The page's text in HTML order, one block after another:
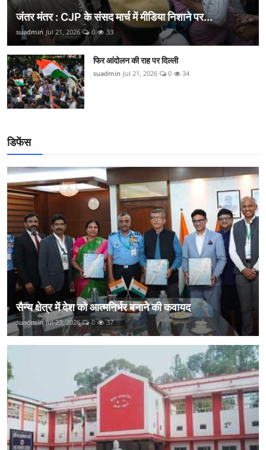
जंतर मंतर : CJP के संसद मार्च में मीडिया निशाने पर...
suadmin Jul 21, 2026 0 33
फिर आंदोलन की राह पर दिल्ली
suadmin Jul 21, 2026 0 34
डिफेंस
सैन्य क्षेत्र में देश को आत्मनिर्भर बनाने की कवायद
suadmin Jul 23, 2026 0 37